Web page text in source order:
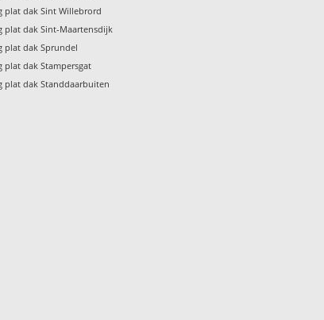
plat dak Sint Willebrord
plat dak Sint-Maartensdijk
plat dak Sprundel
plat dak Stampersgat
plat dak Standdaarbuiten